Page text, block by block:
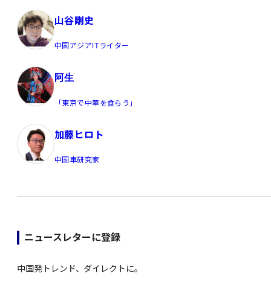
山谷剛史
中国アジアITライター
阿生
「東京で中華を食らう」
加藤ヒロト
中国車研究家
ニュースレターに登録
中国発トレンド、ダイレクトに。